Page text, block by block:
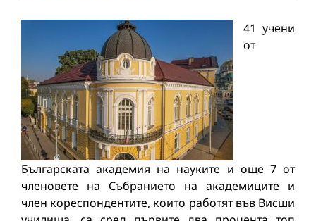
41 учени
от
Българската академия на науките и още 7 от
членовете на Събранието на академиците и
член кореспондентите, които работят във Висши